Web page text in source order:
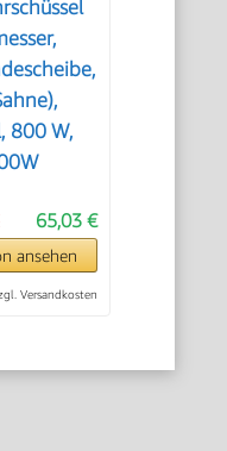
800 W,
65,03 €
ansehen
Versandkosten